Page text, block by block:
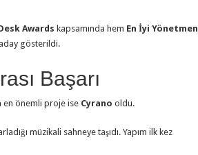
Awards kapsamında hem En İyi Yönetmen
gösterildi.
Başarı
en önemli proje ise Cyrano oldu.
müzikali sahneye taşıdı. Yapım ilk kez